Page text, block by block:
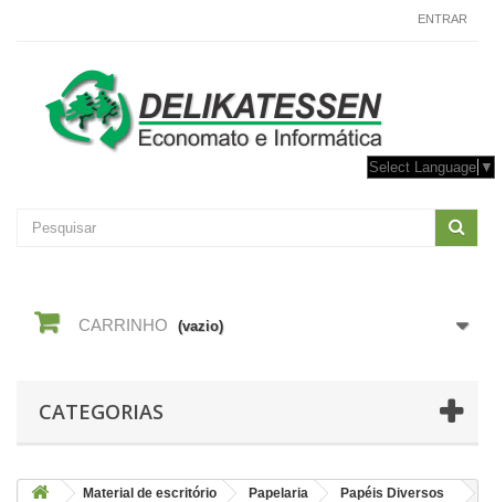
ENTRAR
Select Language ▼
CARRINHO (vazio)
CATEGORIAS
Material de escritório Papelaria
Papéis Diversos